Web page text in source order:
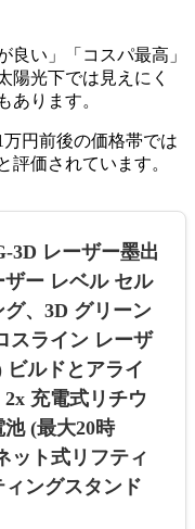
良い」「コスパ最高」
陽光下では見えにく
あります。
円前後の価格帯では
評価されています。
3D レーザー墨出
ザー レベル セル
グ、3D グリーン
スライン レーザ
ビルドとアライ
2x 充電式リチウ
(最大20時
ット式リフティ
ィングスタンド